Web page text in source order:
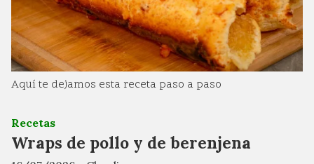
Aquí te dejamos esta receta paso a paso
Wraps de pollo y de berenjena
Recetas